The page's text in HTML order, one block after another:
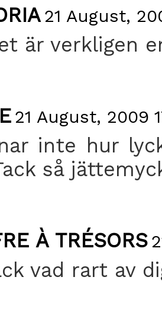
21 August,
är verkligen
21 August, 2009
inte hur
så
À TRÉSORS
vad rart av